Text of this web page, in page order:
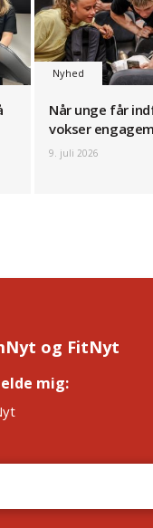
Nyhed
Når unge får
vokser
9. juli 2026
og FitNyt
mig: